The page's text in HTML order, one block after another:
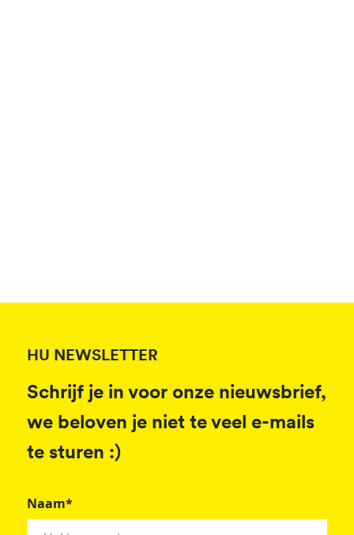
HU NEWSLETTER
Schrijf je in voor onze nieuwsbrief,
we beloven je niet te veel e-mails
te sturen :)
Naam*